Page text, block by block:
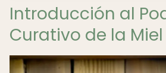
Introducción al
Curativo de la Miel